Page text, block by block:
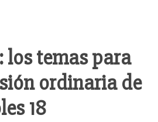
los temas para
ordinaria de
18